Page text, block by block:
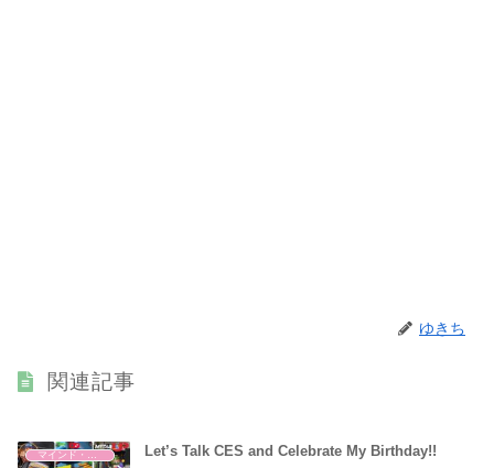
ゆきち
関連記事
マインド・哲学 Let’s Talk CES and Celebrate My Birthday!!